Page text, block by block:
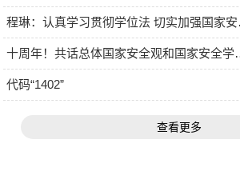
程琳
十周年！共话总
代码“1402”
查看更多